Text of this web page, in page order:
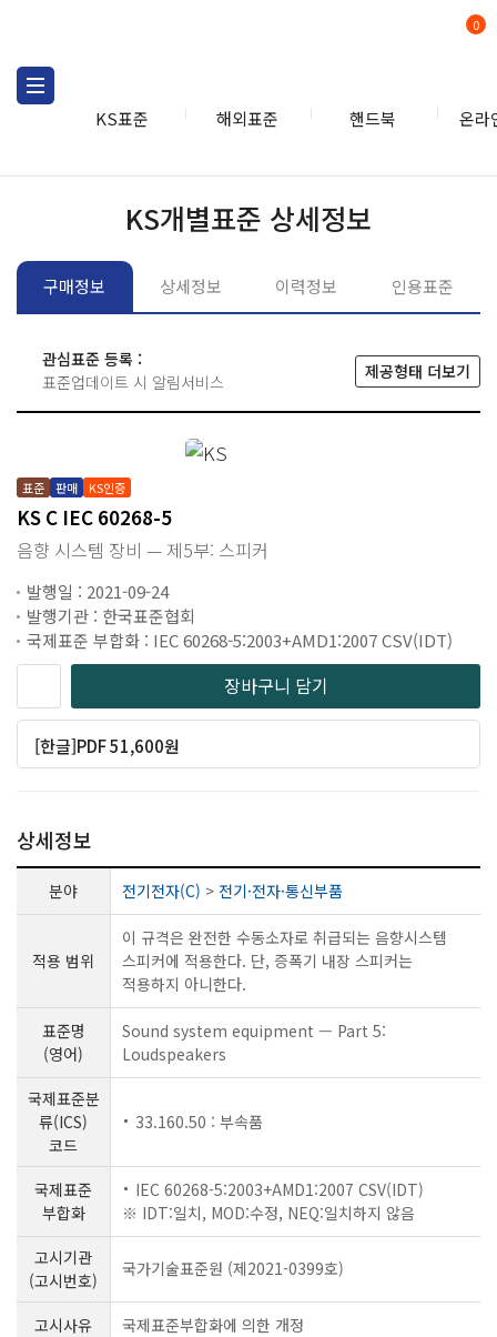
KS표준 해외표준 핸드북 온라
0
KS개별표준 상세정보
구매정보 상세정보 이력정보 인용표준
관심표준 등록 :
표준업데이트 시 알림서비스
제공형태 더보기
표준 판매 KS인증
KS C IEC 60268-5
음향 시스템 장비 — 제5부: 스피커
발행일 : 2021-09-24
발행기관 : 한국표준협회
국제표준 부합화 : IEC 60268-5:2003+AMD1:2007 CSV(IDT)
장바구니 담기
[한글]PDF 51,600원
상세정보
분야 전기전자(C) > 전기·전자·통신부품
적용 범위
이 규격은 완전한 수동소자로 취급되는 음향시스템
스피커에 적용한다. 단, 증폭기 내장 스피커는
적용하지 아니한다.
표준명
(영어)
Sound system equipment — Part 5:
Loudspeakers
국제표준분
류(ICS)
코드
33.160.50 : 부속품
국제표준
부합화
IEC 60268-5:2003+AMD1:2007 CSV(IDT)
※ IDT:일치, MOD:수정, NEQ:일치하지 않음
고시기관
(고시번호)
국가기술표준원 (제2021-0399호)
고시사유 국제표준부합화에 의한 개정